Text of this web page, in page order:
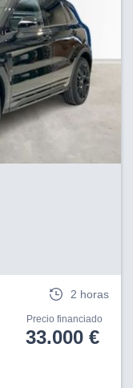
2 horas
Precio financiado
33.000 €